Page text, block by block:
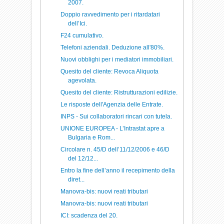
2007.
Doppio ravvedimento per i ritardatari
dell’Ici.
F24 cumulativo.
Telefoni aziendali. Deduzione all'80%.
Nuovi obblighi per i mediatori immobiliari.
Quesito del cliente: Revoca Aliquota
agevolata.
Quesito del cliente: Ristrutturazioni edilizie.
Le risposte dell'Agenzia delle Entrate.
INPS - Sui collaboratori rincari con tutela.
UNIONE EUROPEA - L’Intrastat apre a
Bulgaria e Rom...
Circolare n. 45/D dell’11/12/2006 e 46/D
del 12/12...
Entro la fine dell’anno il recepimento della
diret...
Manovra-bis: nuovi reati tributari
Manovra-bis: nuovi reati tributari
ICI: scadenza del 20.